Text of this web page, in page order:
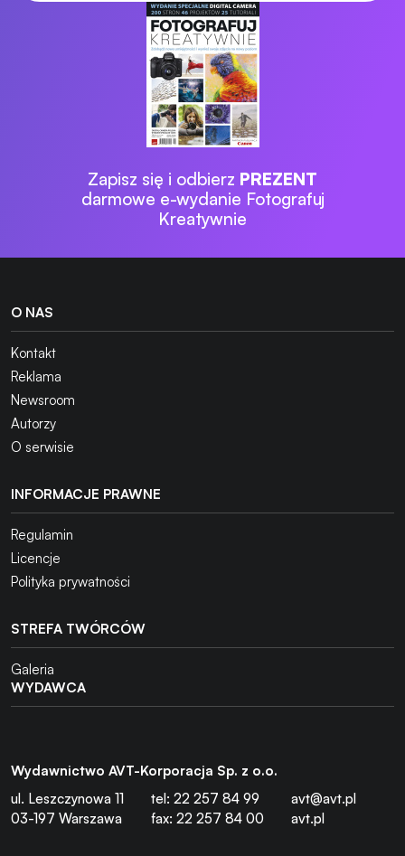
Zapisz się i odbierz PREZENT
darmowe e-wydanie Fotografuj
Kreatywnie
O NAS
Kontakt
Reklama
Newsroom
Autorzy
O serwisie
INFORMACJE PRAWNE
Regulamin
Licencje
Polityka prywatności
STREFA TWÓRCÓW
Galeria
WYDAWCA
Wydawnictwo AVT-Korporacja Sp. z o.o.
ul. Leszczynowa 11
03-197 Warszawa
tel: 22 257 84 99
fax: 22 257 84 00
avt@avt.pl
avt.pl